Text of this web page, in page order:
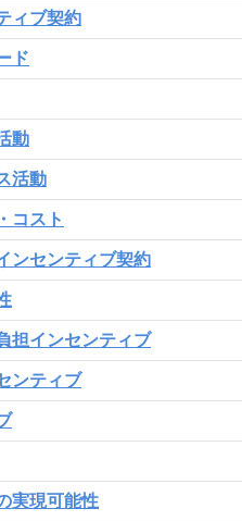
ィブ契約
ド
動
活動
コスト
ンセンティブ契約
担インセンティブ
ンティブ
実現可能性